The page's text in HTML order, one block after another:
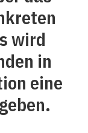
wird
in
eine